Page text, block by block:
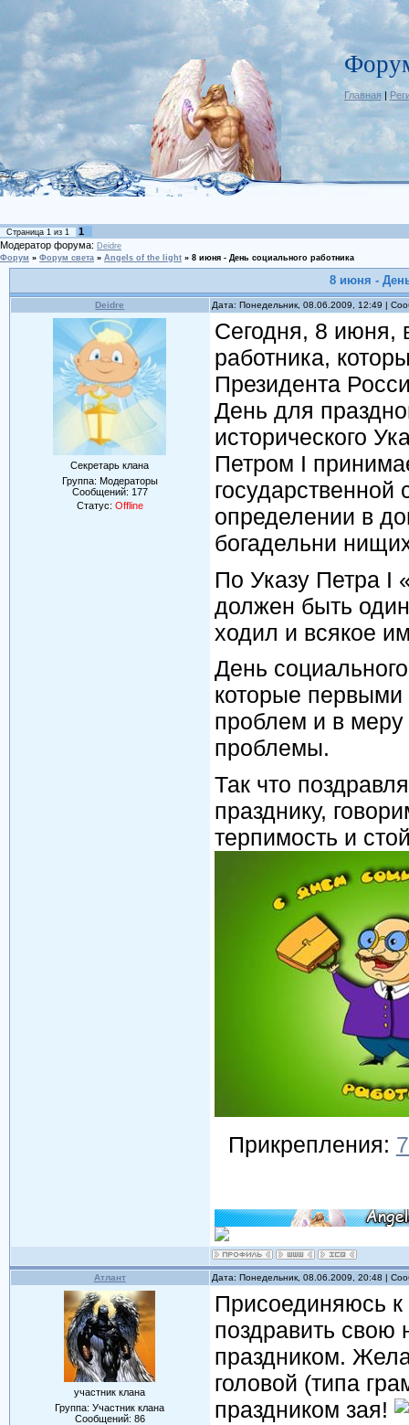
Главная|
Страница 1 из 1
1
Модератор форума: Deidre
Форум » Форум света » Angels of the light » 8 июня - День социального работника
8 июня -
Deidre Дата: Понедельник, 08.06.2009, 12:49 |
Секретарь клана
Группа: Модераторы
Сообщений: 177
Статус: Offline
Сегодня, 8 июня,
работника,
Президента
День для
исторического
Петром I
определении в
богадельни
По Указу Петра I
должен быть
ходил и всякое
День
которые
проблем и в меру
проблемы.
Так что
празднику,
терпимость и
Прикрепления:
Атлант Дата: Понедельник, 08.06.2009, 20:48 |
участник клана
Группа: Участник клана
Сообщений: 86
Присоединяюсь
поздравить
праздником.
головой (типа
праздником зая!